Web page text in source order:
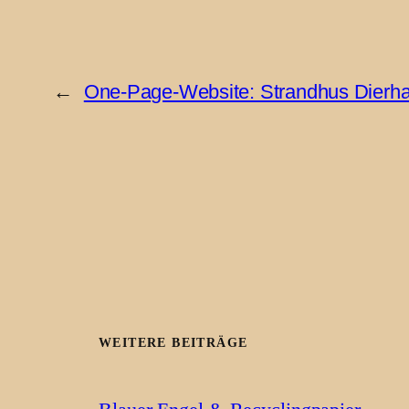
← One-Page-Website: Strandhus
WEITERE BEITRÄGE